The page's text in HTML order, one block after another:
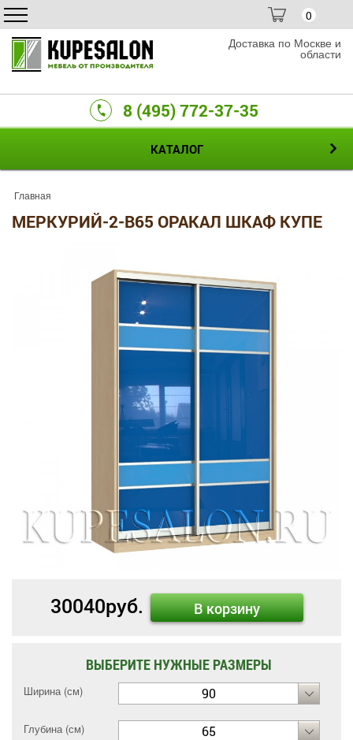
0
Доставка по Москве и
области
8 (495) 772-37-35
КАТАЛОГ
Главная
МЕРКУРИЙ-2-B65 ОРАКАЛ ШКАФ КУПЕ
30040руб. В корзину
ВЫБЕРИТЕ НУЖНЫЕ РАЗМЕРЫ
Ширина (см) 90
Глубина (см) 65